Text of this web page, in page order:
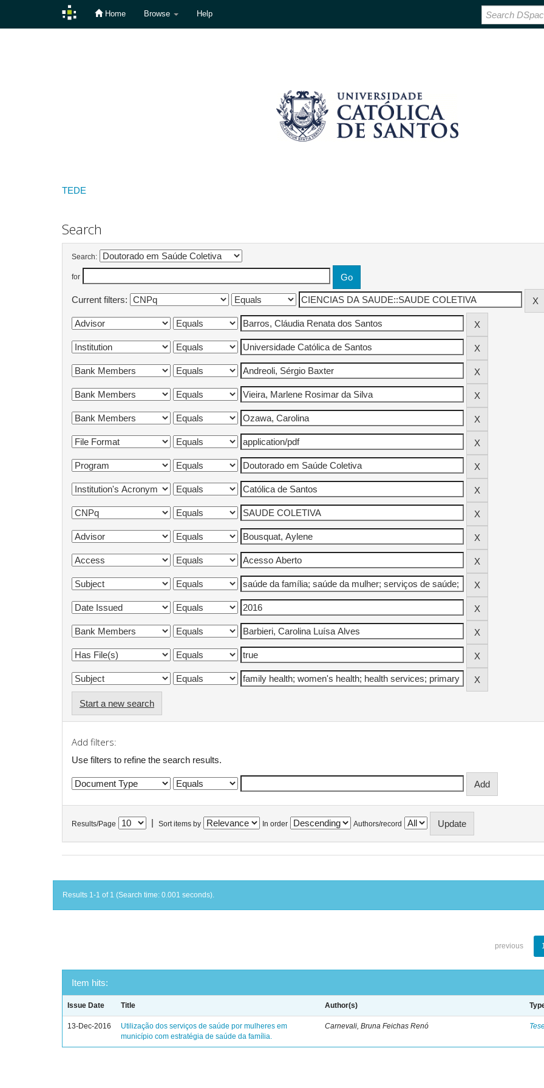
Home Browse Help
TEDE
Search
Search:
for
Current filters:
Start a new search
Add filters:
Use filters to refine the search results.
Results/Page Sort items by In order Authors/record
Results 1-1 of 1 (Search time: 0.001 seconds).
previous
Item hits:
Issue Date Title Author(s)
13-Dec-2016
Utilização dos serviços de saúde por mulheres em
município com estratégia de saúde da família.
Carnevali, Bruna Feichas Renó